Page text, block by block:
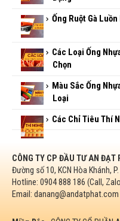
Dây Luồn Ống
Ống Ruột Gà
Màu Sắc Ống
Loại
Các Chỉ Tiêu Thí